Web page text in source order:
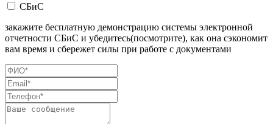
СБиС
закажите бесплатную демонстрацию системы электронной
отчетности СБиС и убедитесь(посмотрите), как она сэкономит
вам время и сбережет силы при работе с документами